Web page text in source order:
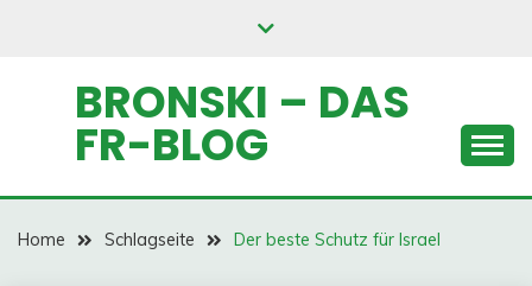
BRONSKI – DAS
FR-BLOG
Home Schlagseite Der beste Schutz für Israel